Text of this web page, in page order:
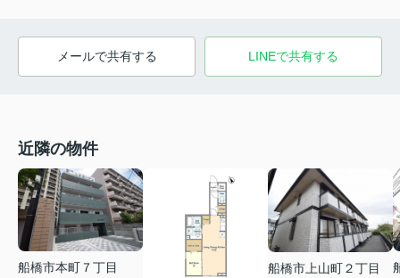
メールで共有する LINEで共有する
近隣の物件
船橋市本町７丁目
船橋市上山町２丁目